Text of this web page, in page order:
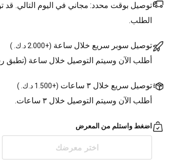
توصيل بوقت محدد: مجاني في اليوم التالي.
الطلب.
توصيل سوبر سريع خلال ساعة (+2.000 د.ك. )
أطلب الآن وسيتم التوصيل خلال ساعة (تطبق
توصيل سريع خلال ٣ ساعات (+1.500 د.ك. )
أطلب الآن وسيتم التوصيل خلال ٣ ساعات.
اضغط واستلم من المعرض
اختر معرضك